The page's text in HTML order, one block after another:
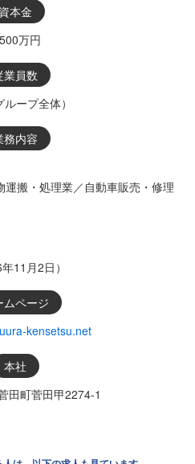
資本金
万円
業員数
ープ全体）
務内容
搬・処理業／自動車販売・修理
11月2日）
ムページ
kensetsu.net
本社
田町菅田甲2274-1